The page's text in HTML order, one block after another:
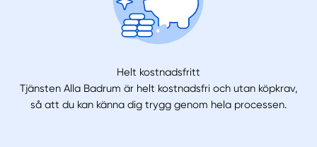
Helt kostnadsfritt
Tjänsten Alla Badrum är helt kostnadsfri och utan köpkrav,
så att du kan känna dig trygg genom hela processen.